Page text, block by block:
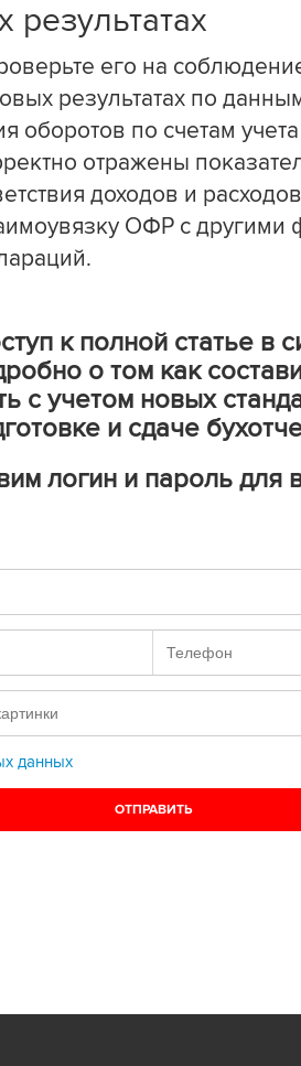
его на
результатах по
оборотов по счетам
отражены
доходов и
ОФР с другими
к полной статье в
о том как
с учетом новых
и сдаче
логин и пароль для
данных